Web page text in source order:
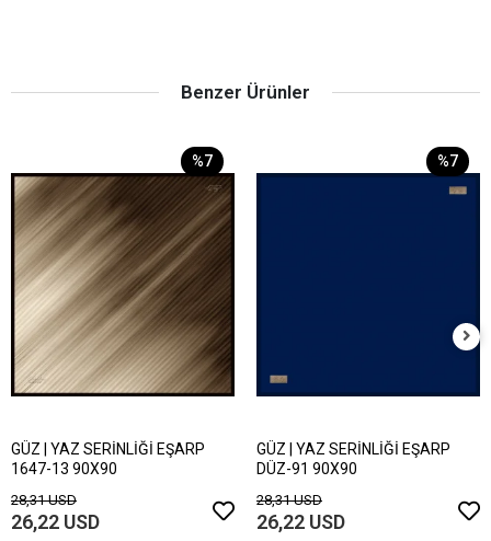
Benzer Ürünler
%7
GÜZ | YAZ SERİNLİĞİ EŞARP
1647-13 90X90
28,31 USD
26,22 USD
%7
GÜZ | YAZ SERİNLİĞİ EŞARP
DÜZ-91 90X90
28,31 USD
26,22 USD